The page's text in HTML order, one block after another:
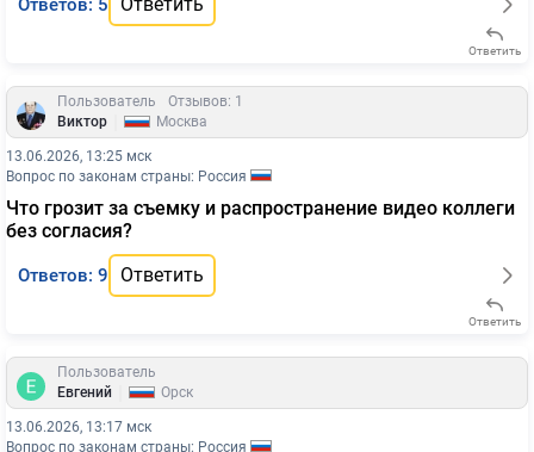
Ответов: 5
Ответить
Пользователь
Отзывов: 1
Виктор
Москва
13.06.2026, 13:25 мск
Вопрос по законам страны: Россия
Что грозит за съемку и распространение видео коллеги
без согласия?
Ответов: 9 Ответить
Ответить
Пользователь
Евгений
Орск
13.06.2026, 13:17 мск
Вопрос по законам страны: Россия